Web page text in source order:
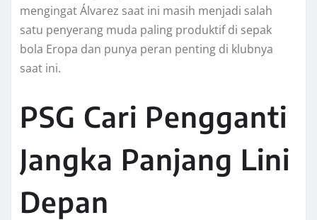
mengingat Álvarez saat ini masih menjadi salah
satu penyerang muda paling produktif di sepak
bola Eropa dan punya peran penting di klubnya
saat ini.
PSG Cari Pengganti
Jangka Panjang Lini
Depan